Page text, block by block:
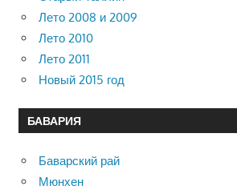
Лето 2008 и 2009
Лето 2010
Лето 2011
Новый 2015 год
БАВАРИЯ
Баварский рай
Мюнхен